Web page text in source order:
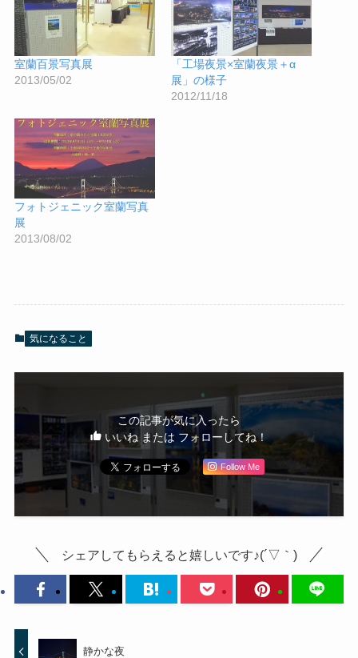
室蘭百景写真展
2013/05/02
「工場夜景×室蘭夜景＋α
展」の様子
2012/11/18
フォトジェニック室蘭写真
展
2013/08/02
気になること
この記事が気に入ったら
いいね または フォローしてね！
Follow Me
シェアしてもらえると嬉しいです♪(´▽｀)
静かな夜